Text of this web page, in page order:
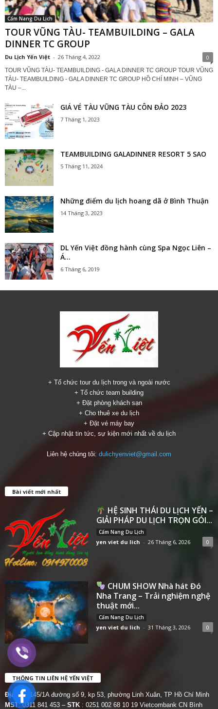
Cẩm Nang Du Lịch
TOUR VŨNG TÀU- TEAMBUILDING – GALA
DINNER TC GROUP
Du Lịch Yến Việt - 26 Tháng 4, 2022 0
TOUR VŨNG TÀU- TEAMBUILDING - GALA DINNER TC GROUP TOUR VŨNG
TÀU- TEAMBUILDING - GALA DINNER TC GROUP HỒ CHÍ MINH – VŨNG
TÀU –...
GIÁ VÉ TÀU VŨNG TÀU CÔN ĐẢO 2023
7 Tháng 1, 2023
TEAMBUILDING GALADINNER RESORT 5 SAO
5 Tháng 11, 2024
Những điểm du lịch hoang dã ở Bình Thuận
14 Tháng 3, 2023
DL Yến Việt đồng hành cùng Spa Ngọc Liên –
Á...
6 Tháng 6, 2019
+ Tổ chức tour du lịch trong và ngoài nước
+ Tổ chức team building
+ Đặt phòng khách sạn
+ Cho thuê xe du lịch
+ Đặt vé máy bay
+ Cập nhật tin tức, sự kiện mới nhất về du lịch
Liên hệ chúng tôi: dulichyenviet@gmail.com
Bài viết mới nhất
HỆ SINH THÁI DU LỊCH YẾN –
GIẢI PHÁP DU LỊCH TRỌN GÓI...
Cẩm Nang Du Lịch
yen viet du lich - 26 Tháng 6, 2026 0
CHUM SHOW Nhà hát Đó
Nha Trang – Trải nghiệm nghệ
thuật mới...
Cẩm Nang Du Lịch
yen viet du lich - 31 Tháng 3, 2026 0
THÔNG TIN LIÊN HỆ YẾN VIỆT
Địa chỉ:
145/1A đường số 9, kp 53, phường Linh Xuân, TP Hồ Chí Minh
MST: 0311 841 453 – STK : 0251 002 68 10 19 Vietcombank CN Bình